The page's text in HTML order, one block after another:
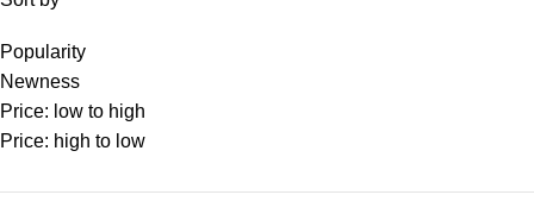
Popularity
Newness
Price: low to high
Price: high to low